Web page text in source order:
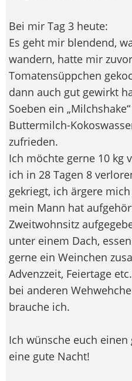
Bei mir Tag 3 heute:
Es geht mir blendend,
wandern, hatte mir
Tomatensüppchen
dann auch gut gewirkt
Soeben ein
Buttermilch-
zufrieden.
Ich möchte gerne 10 kg
ich in 28 Tagen 8
gekriegt, ich ärgere
mein Mann hat
Zweitwohnsitz
unter einem Dach,
gerne ein Weinchen
Advenzzeit, Feiertage
bei anderen
brauche ich.
Ich wünsche euch
eine gute Nacht!